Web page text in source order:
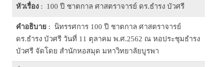
หัวเรื่อง : 100 ปี ชาตกาล ศาสตราจารย์ ดร.ธำรง บัวศรี
คำอธิบาย : นิทรรศการ 100 ปี ชาตกาล ศาสตราจารย์
ดร.ธำรง บัวศรี วันที่ 11 ตุลาคม พ.ศ.2562 ณ หอประชุมธำรง
บัวศรี จัดโดย สำนักหอสมุด มหาวิทยาลัยบูรพา